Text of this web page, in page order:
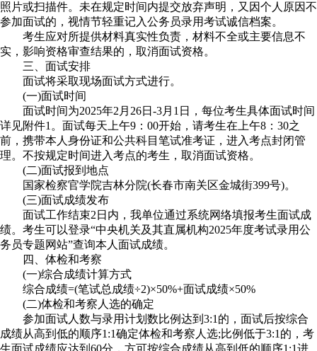
照片或扫描件。未在规定时间内提交放弃声明，又因个人原因不
参加面试的，视情节轻重记入公务员录用考试诚信档案。
考生应对所提供材料真实性负责，材料不全或主要信息不
实，影响资格审查结果的，取消面试资格。
三、面试安排
面试将采取现场面试方式进行。
(一)面试时间
面试时间为2025年2月26日-3月1日，每位考生具体面试时间
详见附件1。面试每天上午9：00开始，请考生在上午8：30之
前，携带本人身份证和公共科目笔试准考证，进入考点封闭管
理。不按规定时间进入考点的考生，取消面试资格。
(二)面试报到地点
国家检察官学院吉林分院(长春市南关区金城街399号)。
(三)面试成绩发布
面试工作结束2日内，我单位通过系统网络填报考生面试成
绩。考生可以登录“中央机关及其直属机构2025年度考试录用公
务员专题网站”查询本人面试成绩。
四、体检和考察
(一)综合成绩计算方式
综合成绩=(笔试总成绩÷2)×50%+面试成绩×50%
(二)体检和考察人选的确定
参加面试人数与录用计划数比例达到3:1的，面试后按综合
成绩从高到低的顺序1:1确定体检和考察人选;比例低于3:1的，考
生面试成绩应达到60分，方可按综合成绩从高到低的顺序1:1进